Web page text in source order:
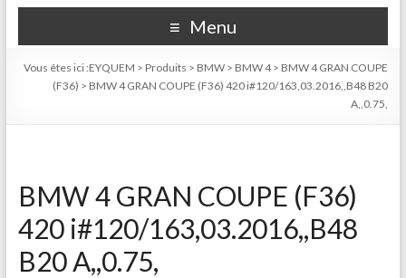
Menu
Vous êtes ici :EYQUEM > Produits > BMW > BMW 4> BMW 4 GRAN COUPE
(F36) > BMW 4 GRAN COUPE (F36) 420 i#120/163,03.2016,,B48 B20
A,,0.75,
BMW 4 GRAN COUPE (F36)
420 i#120/163,03.2016,,B48
B20 A,,0.75,